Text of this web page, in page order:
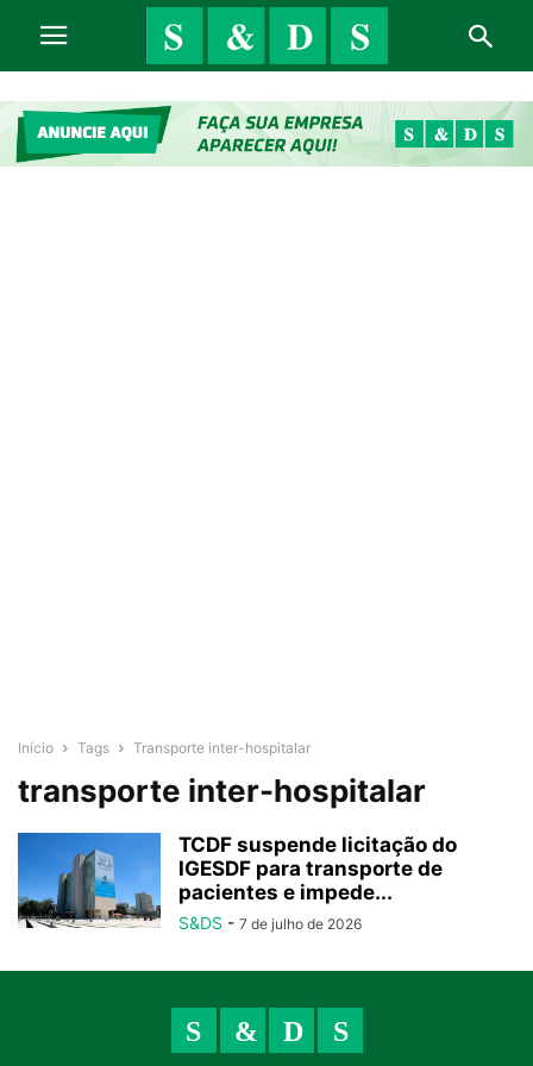
Início Tags Transporte inter-hospitalar
transporte inter-hospitalar
TCDF suspende licitação do
IGESDF para transporte de
pacientes e impede...
S&DS - 7 de julho de 2026